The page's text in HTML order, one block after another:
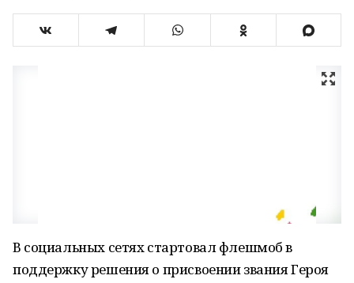
В социальных сетях стартовал флешмоб в
поддержку решения о присвоении звания Героя